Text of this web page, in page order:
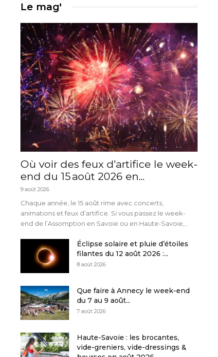
Le mag'
Où voir des feux d’artifice le week-
end du 15 août 2026 en...
9 août 2026
Chaque année, le 15 août rime avec concerts,
animations et feux d’artifice. Si vous passez le week-
end de l’Assomption en Savoie ou en Haute-Savoie,...
Éclipse solaire et pluie d’étoiles
filantes du 12 août 2026 :...
8 août 2026
Que faire à Annecy le week-end
du 7 au 9 août...
7 août 2026
Haute-Savoie : les brocantes,
vide-greniers, vide-dressings &